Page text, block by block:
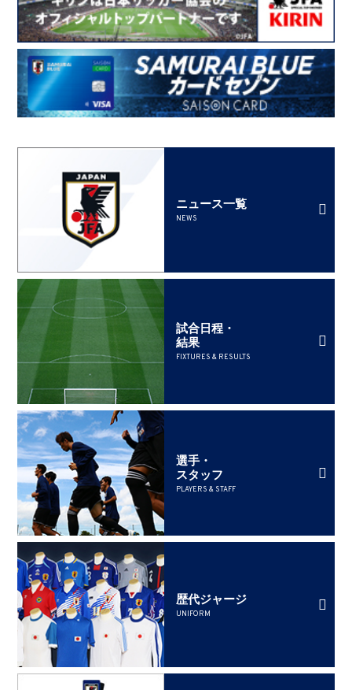
ニュース一覧
NEWS
試合日程・
結果
FIXTURES & RESULTS
選手・
スタッフ
PLAYERS & STAFF
歴代ジャージ
UNIFORM